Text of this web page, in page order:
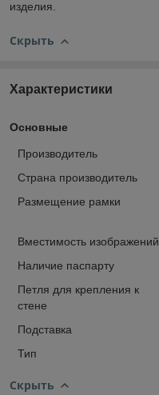
изделия.
Скрыть
Характеристики
Основные
Производитель
Страна производитель
Размещение рамки
Вместимость изображений
Наличие паспарту
Петля для крепления к
стене
Подставка
Тип
Скрыть